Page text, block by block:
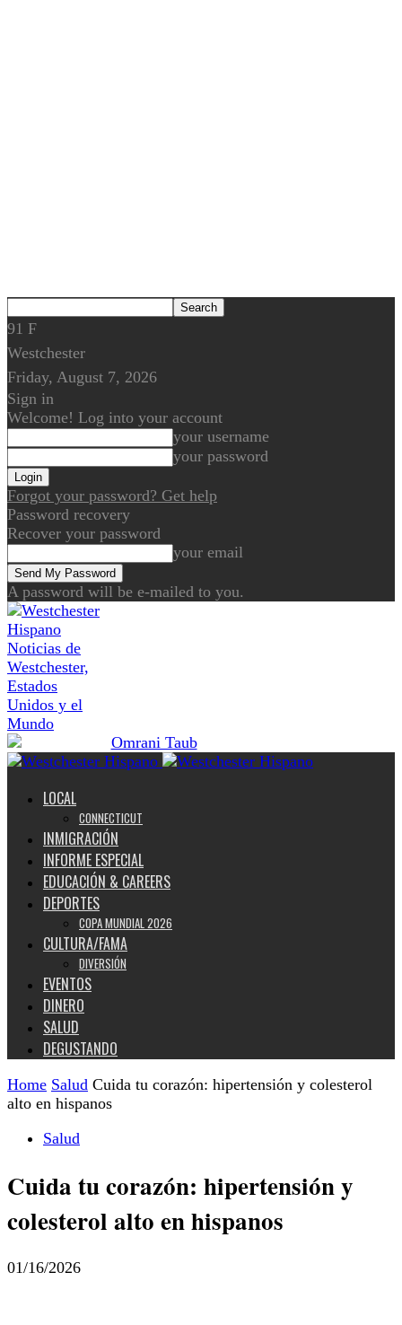
91 F
Westchester
Friday, August 7, 2026
Sign in
Welcome! Log into your account
your username
your password
Forgot your password? Get help
Password recovery
Recover your password
your email
A password will be e-mailed to you.
Noticias de
Westchester,
Estados
Unidos y el
Mundo
LOCAL
CONNECTICUT
INMIGRACIÓN
INFORME ESPECIAL
EDUCACIÓN & CAREERS
DEPORTES
COPA MUNDIAL 2026
CULTURA/FAMA
DIVERSIÓN
EVENTOS
DINERO
SALUD
DEGUSTANDO
Home Salud Cuida tu corazón: hipertensión y colesterol
alto en hispanos
Salud
Cuida tu corazón: hipertensión y
colesterol alto en hispanos
01/16/2026